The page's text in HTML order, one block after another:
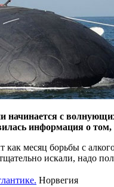
с
информация о
месяц борьбы с
искали, надо
Норвегия